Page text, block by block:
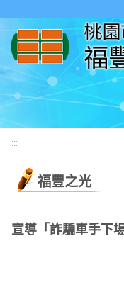
:::
福豐之光
宣導「詐騙車手下